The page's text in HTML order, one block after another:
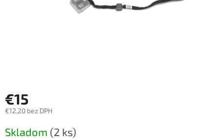
€15
€12,20 bez DPH
cena:
Skladom (2 ks)